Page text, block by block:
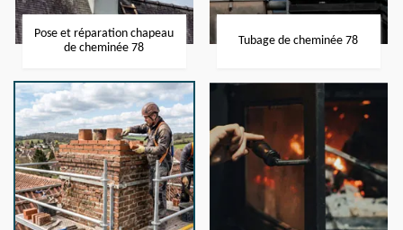
Pose et réparation chapeau
de cheminée 78
Tubage de cheminée 78